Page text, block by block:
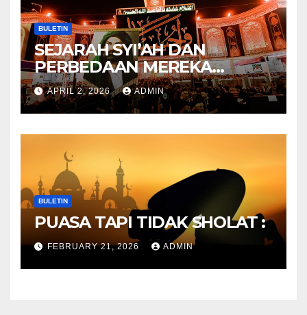
BULETIN
SEJARAH SYI’AH DAN
PERBEDAAN MEREKA
ANTARA DULU DAN
SEKARANG
APRIL 2, 2026 ADMIN
BULETIN
PUASA TAPI TIDAK SHOLAT :
FEBRUARY 21, 2026 ADMIN